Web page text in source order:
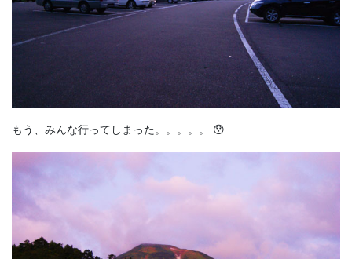
もう、みんな行ってしまった。。。。。 😯